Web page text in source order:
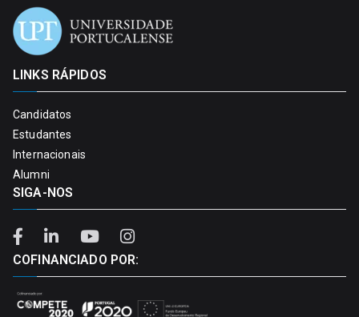
LINKS RÁPIDOS
Candidatos
Estudantes
Internacionais
Alumni
SIGA-NOS
COFINANCIADO POR: